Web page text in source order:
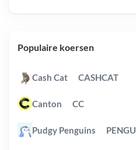
Populaire koersen
Cash Cat CASHCAT
Canton CC
Pudgy Penguins PENGU